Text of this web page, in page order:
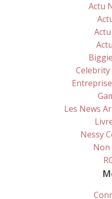
Actu
Les News
Nessy
Non